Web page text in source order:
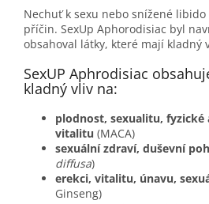
Nechuť k sexu nebo snížené
příčin. SexUp Aphorodisiac byl
obsahoval látky, které mají kladný
SexUP Aphrodisiac
kladný vliv na:
plodnost, sexualitu, fyzické
vitalitu (MACA)
sexuální zdraví, duševní
diffusa)
erekci, vitalitu, únavu,
Ginseng)